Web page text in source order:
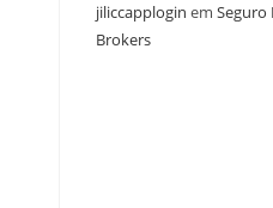
jiliccapplogin em
Brokers